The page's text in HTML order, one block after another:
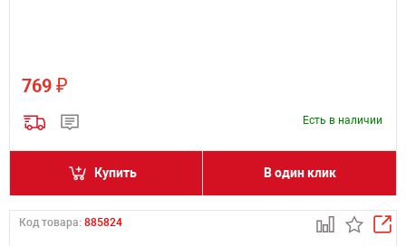
769 ₽
Есть в наличии
Купить В один клик
Код товара: 885824